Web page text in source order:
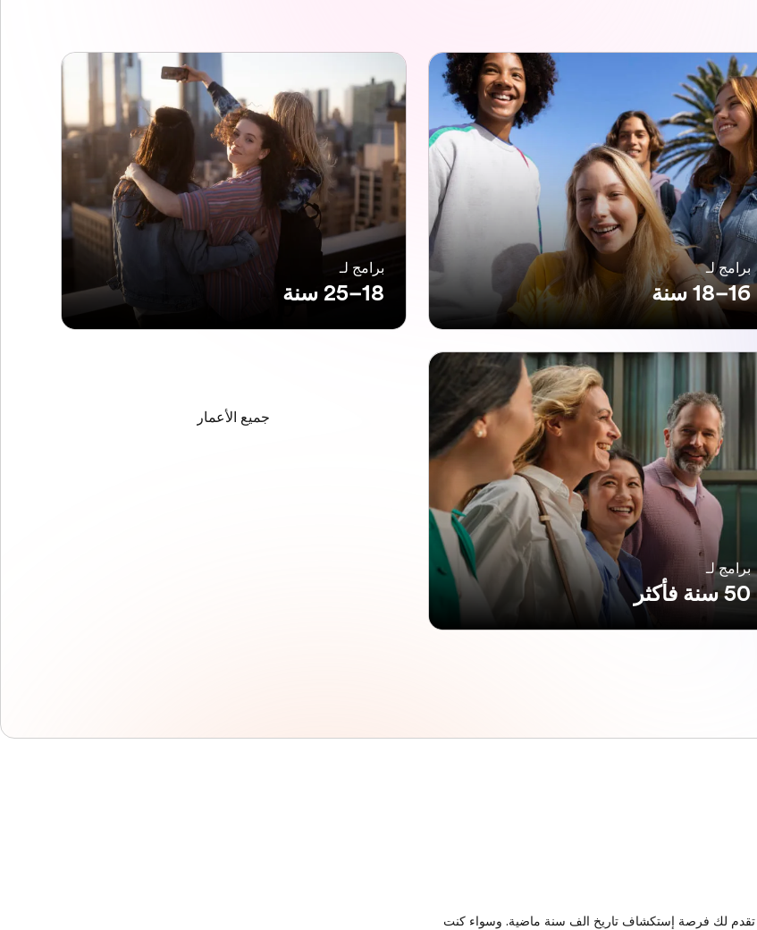
برامج لـ
16–18 سنة
برامج لـ
18–25 سنة
برامج لـ
50 سنة فأكثر
جميع الأعمار
تقدم لك فرصة إستكشاف تاريخ الف سنة ماضية. وسواء كنت